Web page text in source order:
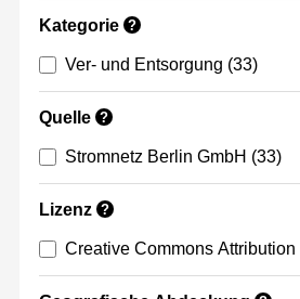
Kategorie ?
Ver- und Entsorgung (33)
Quelle ?
Stromnetz Berlin GmbH (33)
Lizenz ?
Creative Commons Attribution